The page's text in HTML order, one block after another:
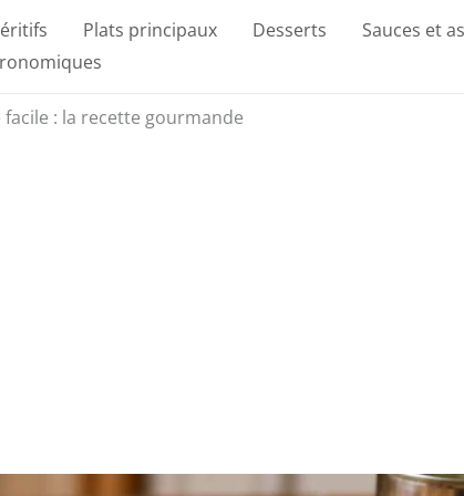
Plats principaux Desserts Sauces et
: la recette gourmande